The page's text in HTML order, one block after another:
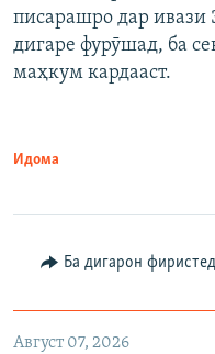
писарашро дар ивази
дигаре фурӯшад, ба
маҳкум кардааст.
Идома
Ба дигарон фиристед
Август 07, 2026